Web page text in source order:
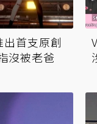
首支原創
沒被老爸